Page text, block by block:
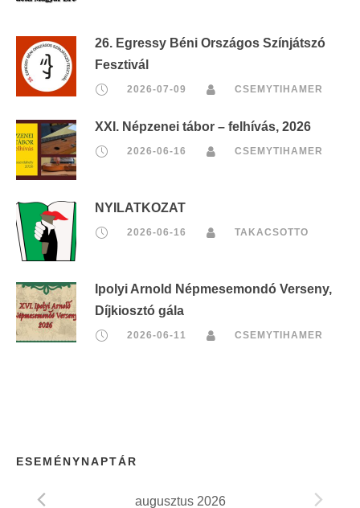
26. Egressy Béni Országos Színjátszó
Fesztivál
2026-07-09 CSEMYTIHAMER
XXI. Népzenei tábor – felhívás, 2026
2026-06-16 CSEMYTIHAMER
NYILATKOZAT
2026-06-16 TAKACSOTTO
Ipolyi Arnold Népmesemondó Verseny,
Díjkiosztó gála
2026-06-11 CSEMYTIHAMER
ESEMÉNYNAPTÁR
augusztus 2026